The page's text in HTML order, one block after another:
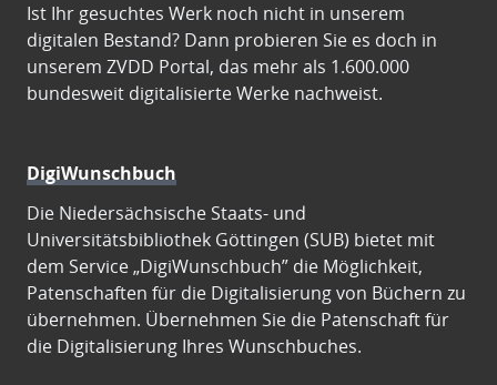
Ist Ihr gesuchtes Werk noch nicht in unserem
digitalen Bestand? Dann probieren Sie es doch in
unserem ZVDD Portal, das mehr als 1.600.000
bundesweit digitalisierte Werke nachweist.
DigiWunschbuch
Die Niedersächsische Staats- und
Universitätsbibliothek Göttingen (SUB) bietet mit
dem Service „DigiWunschbuch” die Möglichkeit,
Patenschaften für die Digitalisierung von Büchern zu
übernehmen. Übernehmen Sie die Patenschaft für
die Digitalisierung Ihres Wunschbuches.